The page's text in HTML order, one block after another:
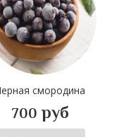
смородина
700 руб